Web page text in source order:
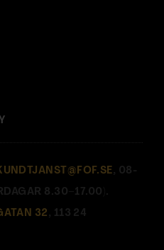
, 08-
8.30–17.00).
32 , 113 24